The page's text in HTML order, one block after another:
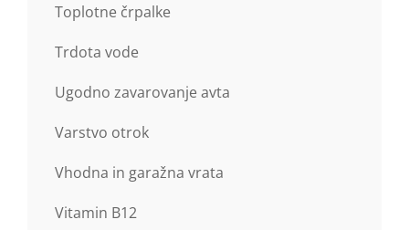
Toplotne črpalke
Trdota vode
Ugodno zavarovanje avta
Varstvo otrok
Vhodna in garažna vrata
Vitamin B12